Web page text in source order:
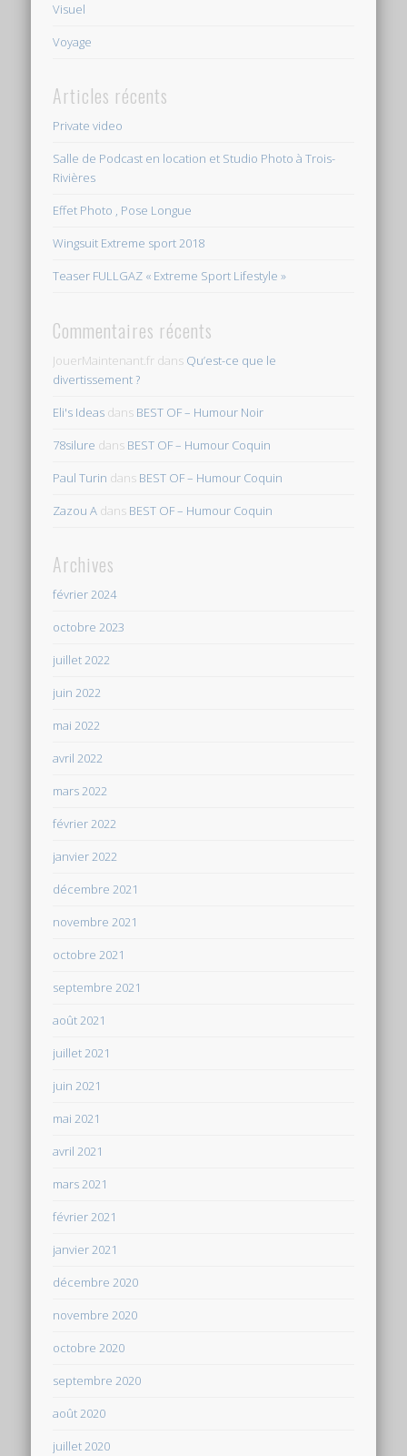
Visuel
Voyage
Articles récents
Private video
Salle de Podcast en location et Studio Photo à Trois-
Rivières
Effet Photo , Pose Longue
Wingsuit Extreme sport 2018
Teaser FULLGAZ « Extreme Sport Lifestyle »
Commentaires récents
JouerMaintenant.fr dans Qu’est-ce que le
divertissement ?
Eli's Ideas dans BEST OF – Humour Noir
78silure dans BEST OF – Humour Coquin
Paul Turin dans BEST OF – Humour Coquin
Zazou A dans BEST OF – Humour Coquin
Archives
février 2024
octobre 2023
juillet 2022
juin 2022
mai 2022
avril 2022
mars 2022
février 2022
janvier 2022
décembre 2021
novembre 2021
octobre 2021
septembre 2021
août 2021
juillet 2021
juin 2021
mai 2021
avril 2021
mars 2021
février 2021
janvier 2021
décembre 2020
novembre 2020
octobre 2020
septembre 2020
août 2020
juillet 2020